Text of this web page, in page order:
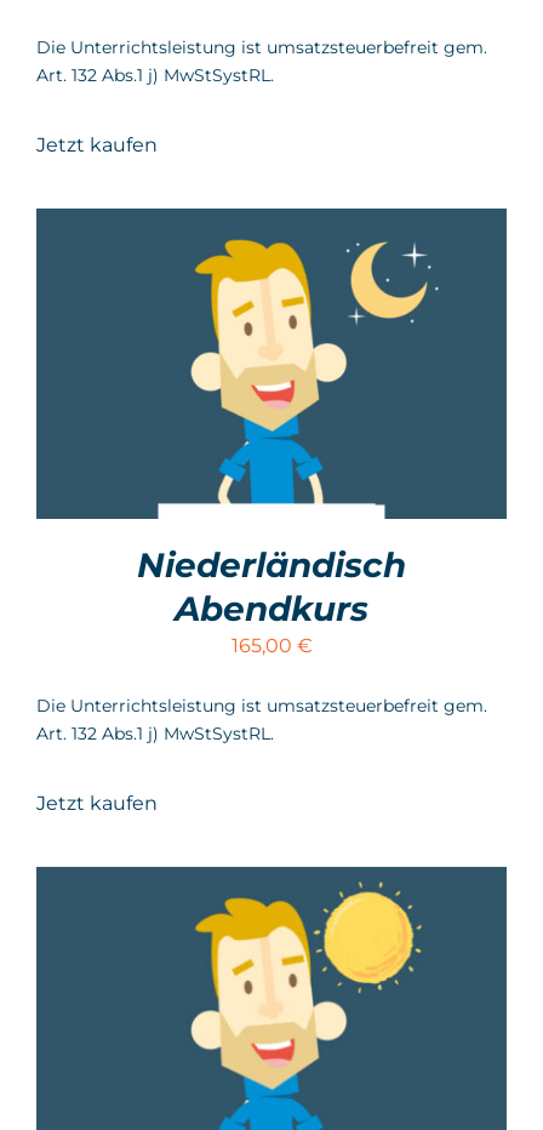
Die Unterrichtsleistung ist umsatzsteuerbefreit gem.
Art. 132 Abs.1 j) MwStSystRL.
Jetzt kaufen
Niederländisch
Abendkurs
165,00 €
Die Unterrichtsleistung ist umsatzsteuerbefreit gem.
Art. 132 Abs.1 j) MwStSystRL.
Jetzt kaufen